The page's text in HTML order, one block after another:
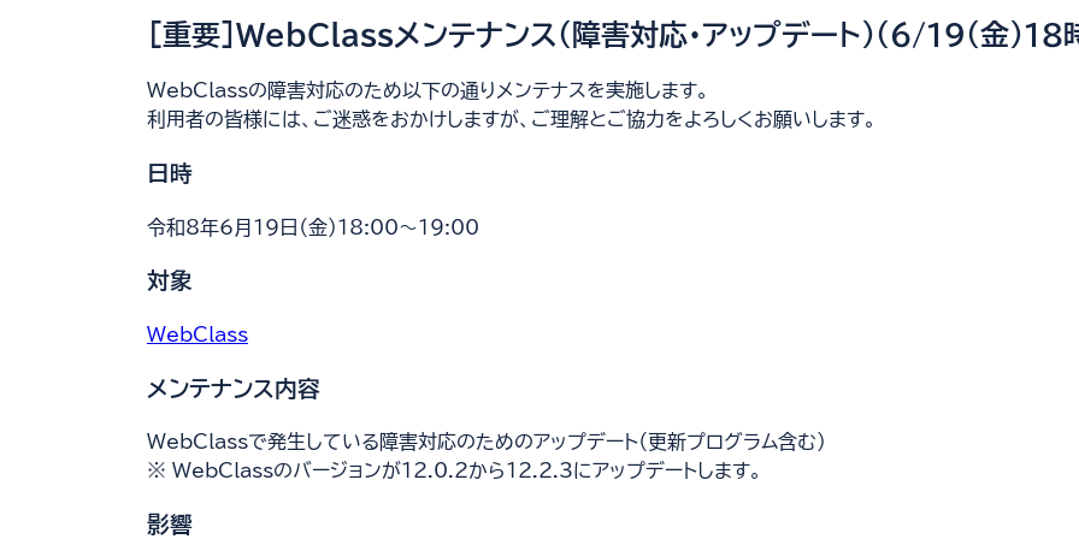
[重要]WebClassメンテナンス（障害対応・アップデート）（6/19（金）18
WebClassの障害対応のため以下の通りメンテナスを実施します。
利用者の皆様には、ご迷惑をおかけしますが、ご理解とご協力をよろしくお願いします。
日時
令和8年6月19日（金）18:00～19:00
対象
WebClass
ウ
ン
ド
メンテナンス内容
WebClassで発生している障害対応のためのアップデート（更新プログラム含む）
※ WebClassのバージョンが12.0.2から12.2.3にアップデートします。
影響